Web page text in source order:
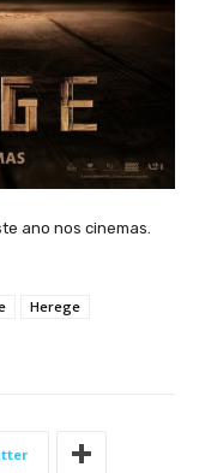
ano nos cinemas.
Herege